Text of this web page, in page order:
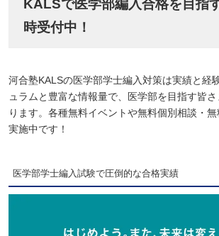
KALSで医学部編入合格を目指
時受付中！
河合塾KALSの医学部学士編入対策は実績と経
ュラムと豊富な情報量で、医学部を目指す皆
ります。各種無料イベントや無料個別相談・
実施中です！
医学部学士編入試験で圧倒的な合格実績